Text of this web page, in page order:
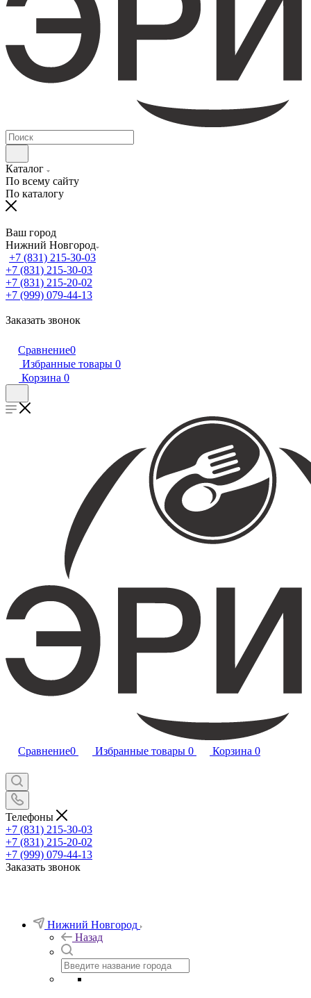
Каталог
По всему сайту
По каталогу
Ваш город
Нижний Новгород
+7 (831) 215-30-03
+7 (831) 215-30-03
+7 (831) 215-20-02
+7 (999) 079-44-13
Заказать звонок
Сравнение0
Избранные товары 0
Корзина 0
Сравнение0 Избранные товары 0 Корзина 0
Телефоны
+7 (831) 215-30-03
+7 (831) 215-20-02
+7 (999) 079-44-13
Заказать звонок
Нижний Новгород
Назад